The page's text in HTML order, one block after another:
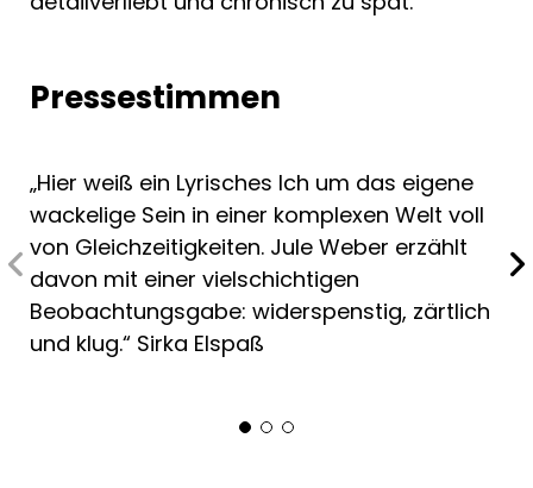
Pressestimmen
„Hier weiß ein Lyrisches Ich um das eigene
wackelige Sein in einer komplexen Welt voll
von Gleichzeitigkeiten. Jule Weber erzählt
davon mit einer vielschichtigen
Beobachtungsgabe: widerspenstig, zärtlich
und klug.“ Sirka Elspaß